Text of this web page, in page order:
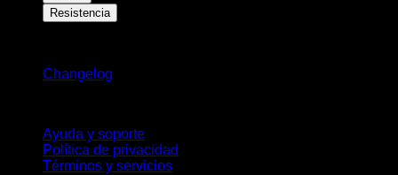
Resistencia
Changelog
Ayuda y soporte
Política de privacidad
Términos y servicios